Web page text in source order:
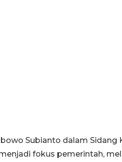
Subianto dalam Sidang
fokus pemerintah,